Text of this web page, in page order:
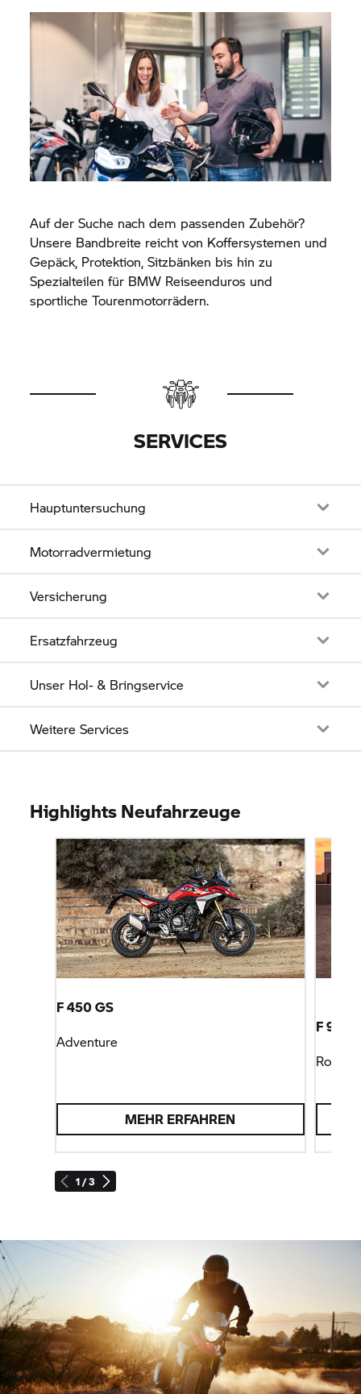
Auf der Suche nach dem passenden Zubehör?
Unsere Bandbreite reicht von Koffersystemen und
Gepäck, Protektion, Sitzbänken bis hin zu
Spezialteilen für BMW Reiseenduros und
sportliche Tourenmotorrädern.
SERVICES
Hauptuntersuchung
Motorradvermietung
Versicherung
Ersatzfahrzeug
Unser Hol- & Bringservice
Weitere Services
Highlights Neufahrzeuge
1 / 3
F 450 GS
Adventure
MEHR ERFAHREN
F 900